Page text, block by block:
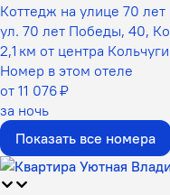
Коттедж на улице 70
ул. 70 лет Победы, 40,
2,1 км от центра
Номер в этом отеле
от 11 076 ₽
за ночь
Показать все номера